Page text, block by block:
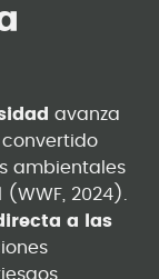
avanza
ambientales
2024).
a las